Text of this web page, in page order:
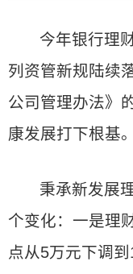
今年银行理
列资管新规陆续
公司管理办法》
康发展打下根基。
秉承新发展
个变化：一是理
点从5万元下调